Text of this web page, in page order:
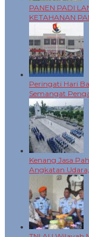
PANEN PADI
KETAHANAN
Peringati Hari
Semangat
Kenang Jasa
Angkatan Udara,